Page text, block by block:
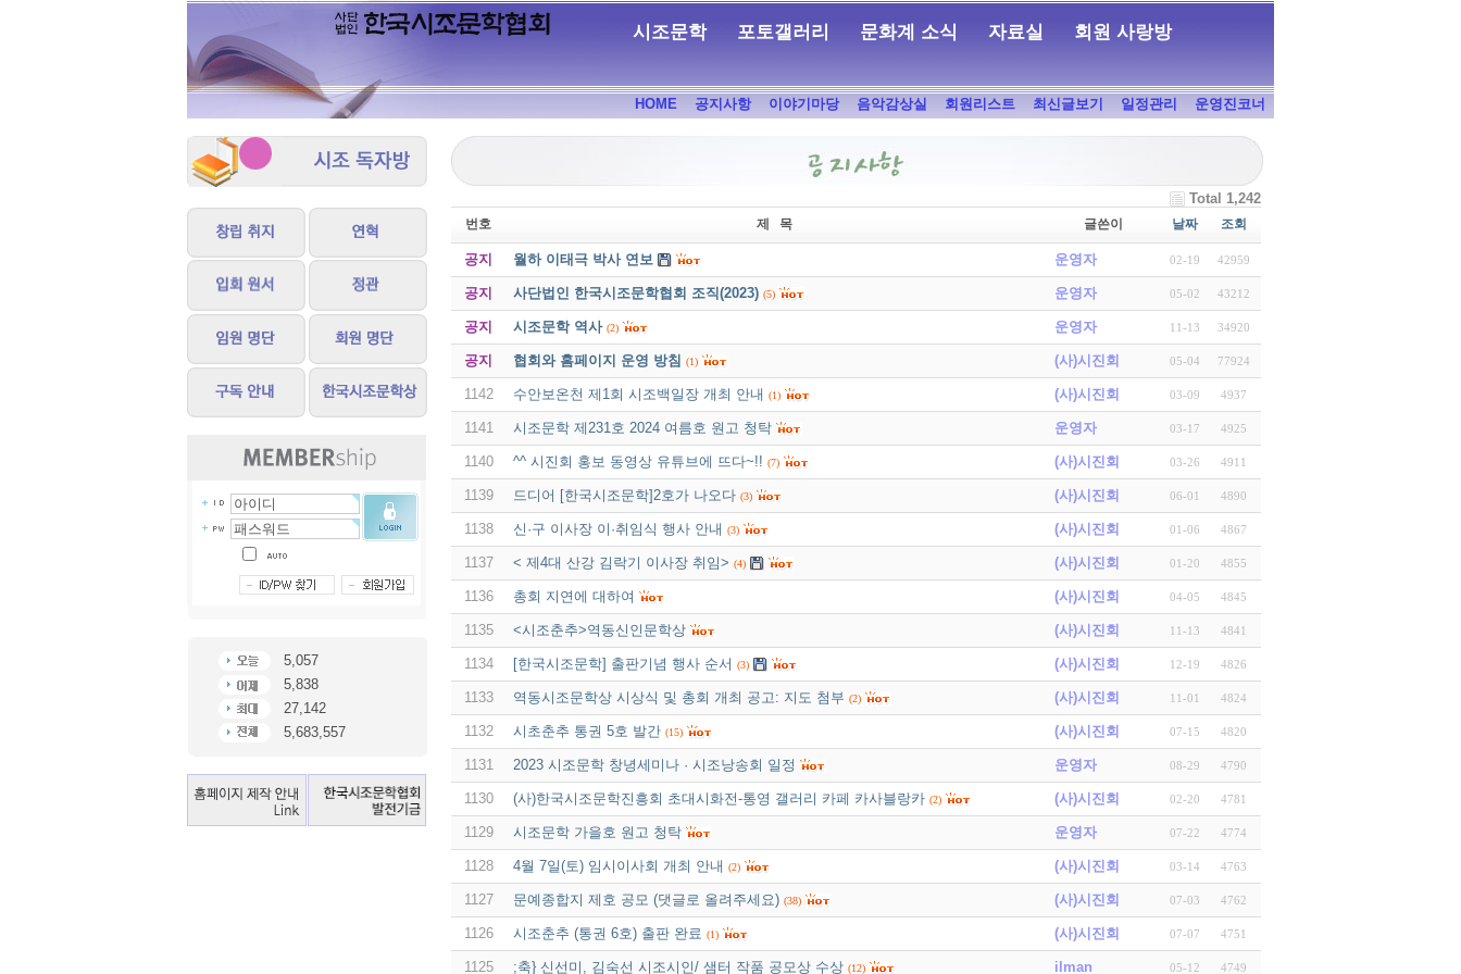
시조문학 포토갤러리 문화계 소식 자료실 회원 사랑방
HOME 공지사항 이야기마당 음악감상실 회원리스트 최신글보기 일정관리 운영진코너
5,057
5,838
27,142
5,683,557
Total 1,242
번호 제 목 글쓴이 날짜 조회
공지 월하 이태극 박사 연보 운영자 02-19 42959
공지 사단법인 한국시조문학협회 조직(2023) (5) 운영자 05-02 43212
공지 시조문학 역사 (2) 운영자 11-13 34920
공지 협회와 홈페이지 운영 방침 (1) (사)시진회 05-04 77924
1142 수안보온천 제1회 시조백일장 개최 안내 (1) (사)시진회 03-09 4937
1141 시조문학 제231호 2024 여름호 원고 청탁 운영자 03-17 4925
1140 ^^ 시진회 홍보 동영상 유튜브에 뜨다~!! (7) (사)시진회 03-26 4911
1139 드디어 [한국시조문학]2호가 나오다 (3) (사)시진회 06-01 4890
1138 신·구 이사장 이·취임식 행사 안내 (3) (사)시진회 01-06 4867
1137 < 제4대 산강 김락기 이사장 취임> (4) (사)시진회 01-20 4855
1136 총회 지연에 대하여 (사)시진회 04-05 4845
1135 <시조춘추>역동신인문학상 (사)시진회 11-13 4841
1134 [한국시조문학] 출판기념 행사 순서 (3) (사)시진회 12-19 4826
1133 역동시조문학상 시상식 및 총회 개최 공고: 지도 첨부 (2) (사)시진회 11-01 4824
1132 시초춘추 통권 5호 발간 (15) (사)시진회 07-15 4820
1131 2023 시조문학 창녕세미나 · 시조낭송회 일정 운영자 08-29 4790
1130 (사)한국시조문학진흥회 초대시화전-통영 갤러리 카페 카사블랑카 (2) (사)시진회 02-20 4781
1129 시조문학 가을호 원고 청탁 운영자 07-22 4774
1128 4월 7일(토) 임시이사회 개최 안내 (2) (사)시진회 03-14 4763
1127 문예종합지 제호 공모 (댓글로 올려주세요) (38) (사)시진회 07-03 4762
1126 시조춘추 (통권 6호) 출판 완료 (1) (사)시진회 07-07 4751
1125 ;축} 신선미, 김숙선 시조시인/ 샘터 작품 공모상 수상 (12) ilman 05-12 4749